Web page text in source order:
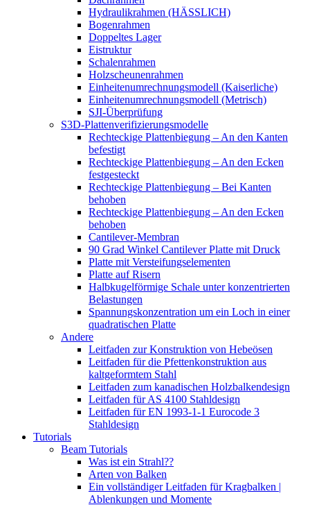
Hydraulikrahmen (HÄSSLICH)
Bogenrahmen
Doppeltes Lager
Eistruktur
Schalenrahmen
Holzscheunenrahmen
Einheitenumrechnungsmodell (Kaiserliche)
Einheitenumrechnungsmodell (Metrisch)
SJI-Überprüfung
S3D-Plattenverifizierungsmodelle
Rechteckige Plattenbiegung – An den Kanten
befestigt
Rechteckige Plattenbiegung – An den Ecken
festgesteckt
Rechteckige Plattenbiegung – Bei Kanten
behoben
Rechteckige Plattenbiegung – An den Ecken
behoben
Cantilever-Membran
90 Grad Winkel Cantilever Platte mit Druck
Platte mit Versteifungselementen
Platte auf Risern
Halbkugelförmige Schale unter konzentrierten
Belastungen
Spannungskonzentration um ein Loch in einer
quadratischen Platte
Andere
Leitfaden zur Konstruktion von Hebeösen
Leitfaden für die Pfettenkonstruktion aus
kaltgeformtem Stahl
Leitfaden zum kanadischen Holzbalkendesign
Leitfaden für AS 4100 Stahldesign
Leitfaden für EN 1993-1-1 Eurocode 3
Stahldesign
Tutorials
Beam Tutorials
Was ist ein Strahl??
Arten von Balken
Ein vollständiger Leitfaden für Kragbalken |
Ablenkungen und Momente